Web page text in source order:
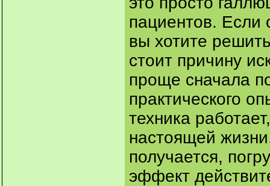
пациентов. Если
вы хотите
стоит причину
проще сначала
практического
техника
настоящей
получается,
эффект